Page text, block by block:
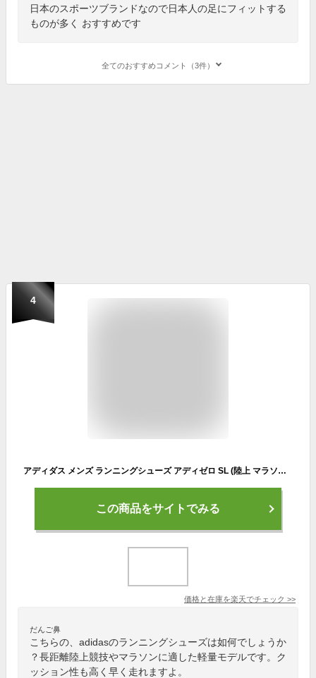
日本のスポーツブランドなので日本人の足にフィットする
ものが多く おすすめです
全てのおすすめコメント（3件）
4
アディダス メンズ ランニングシューズ アディゼロ SL (陸上 マラソン ジョギング スポーツ トレーニング ロードレース adidas あす楽) GX9775
この商品をサイトでみる
価格と在庫を楽天でチェック >>
だんご鼻
こちらの、adidasのランニングシューズは如何でしょうか
？長距離陸上競技やマラソンに適した軽量モデルです。ク
ッション性も高く早く走れますよ。